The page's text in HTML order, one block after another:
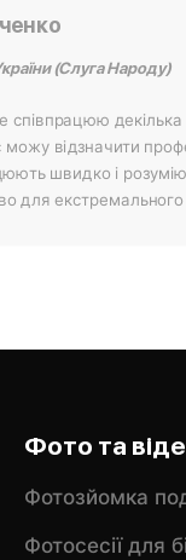
(Слуга Народу)
декілька
відзначити
швидко і
для екстремального
Фото та
Фотозйомка
Фотосесії для